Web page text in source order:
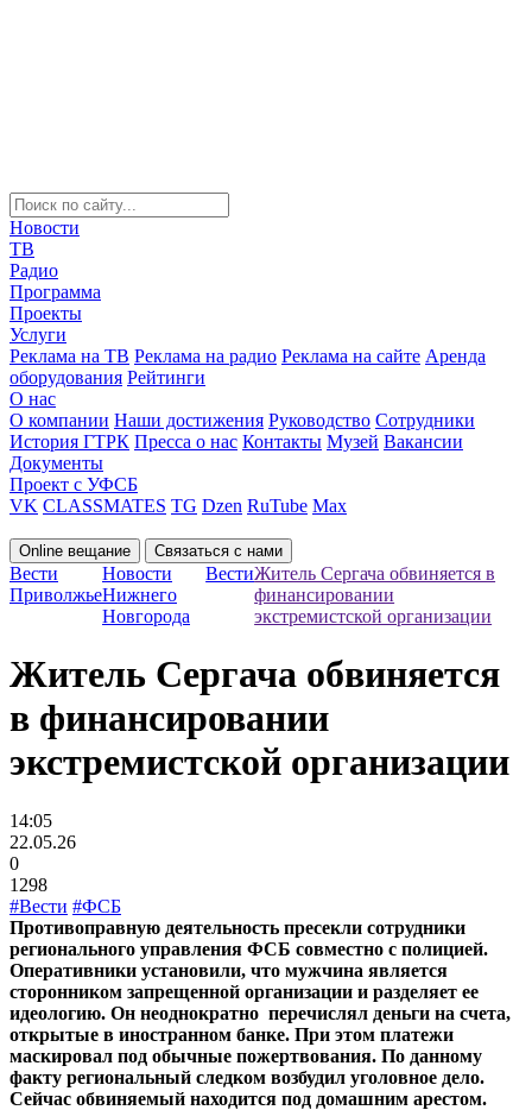
Новости
ТВ
Радио
Программа
Проекты
Услуги
Реклама на ТВ Реклама на радио Реклама на сайте Аренда
оборудования Рейтинги
О нас
О компании Наши достижения Руководство Сотрудники
История ГТРК Пресса о нас Контакты Музей Вакансии
Документы
Проект с УФСБ
VK CLASSMATES TG Dzen RuTube Max
Online вещание Связаться с нами
Вести
Приволжье
Новости
Нижнего
Новгорода
ВестиЖитель Сергача обвиняется в
финансировании
экстремистской организации
Житель Сергача обвиняется
в финансировании
экстремистской организации
14:05
22.05.26
0
1298
#Вести #ФСБ
Противоправную деятельность пресекли сотрудники
регионального управления ФСБ совместно с полицией.
Оперативники установили, что мужчина является
сторонником запрещенной организации и разделяет ее
идеологию. Он неоднократно перечислял деньги на счета,
открытые в иностранном банке. При этом платежи
маскировал под обычные пожертвования. По данному
факту региональный следком возбудил уголовное дело.
Сейчас обвиняемый находится под домашним арестом.